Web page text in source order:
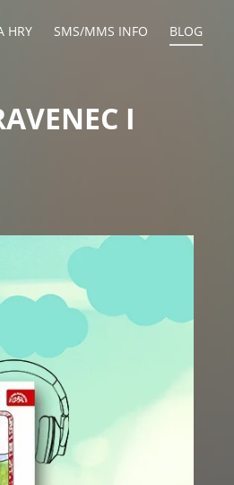
HRY SMS/MMS INFO BLOG
I